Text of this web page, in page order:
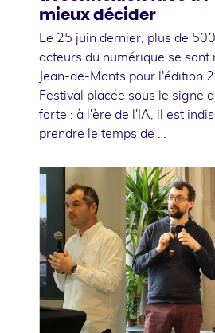
mieux décider
Le 25 juin dernier, plus de
acteurs du numérique se sont
Jean-de-Monts pour l'édition
Festival placée sous le signe
forte : à l'ère de l'IA, il est
prendre le temps de …